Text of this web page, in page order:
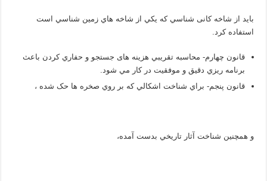
بايد از شاخه کانی شناسي که يکي از شاخه هاي زمين شناسي است
استفاده کرد.
قانون چهارم- محاسبه تقريبي هزينه های جستجو و حفاري کردن باعث
برنامه ريزي دقيق و موفقيت در کار مي شود.
قانون پنجم- براي شناخت اشکالي که بر روي صخره ها حک شده ،
و همچنين شناخت آثار تاريخي بدست آمده،